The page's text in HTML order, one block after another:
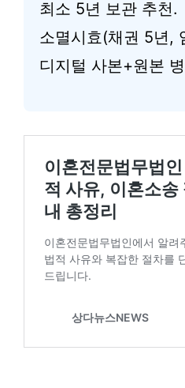
최소 5년 보관 추천.
소멸시효(채권 5년,
디지털 사본+원본